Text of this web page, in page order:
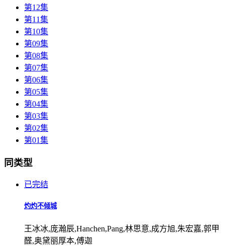
第12集
第11集
第10集
第09集
第08集
第07集
第06集
第05集
第04集
第03集
第02集
第01集
同类型
已完结
灼灼不倾城
王冰冰,庞瀚辰,Hanchen,Pang,林思意,成方旭,朱宏嘉,郭甲
醛,奥黛丽厚本,傅迦